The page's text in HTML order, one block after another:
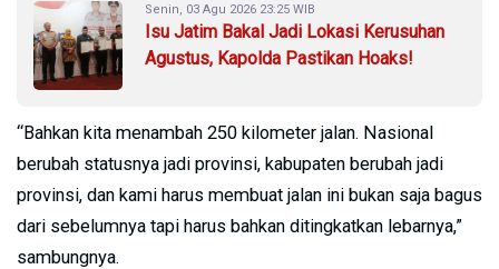
Senin, 03 Agu 2026 23:25 WIB
Isu Jatim Bakal Jadi Lokasi Kerusuhan
Agustus, Kapolda Pastikan Hoaks!
“Bahkan kita menambah 250 kilometer jalan. Nasional
berubah statusnya jadi provinsi, kabupaten berubah jadi
provinsi, dan kami harus membuat jalan ini bukan saja bagus
dari sebelumnya tapi harus bahkan ditingkatkan lebarnya,”
sambungnya.